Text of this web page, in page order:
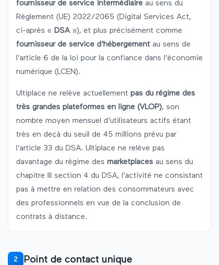
fournisseur de service intermédiaire au sens du
Règlement (UE) 2022/2065 (Digital Services Act,
ci-après « DSA»), et plus précisément comme
fournisseur de service d'hébergement au sens de
l'article 6 de la loi pour la confiance dans l'économie
numérique (LCEN).
Ultiplace ne relève actuellement pas du régime des
très grandes plateformes en ligne (VLOP), son
nombre moyen mensuel d'utilisateurs actifs étant
très en deçà du seuil de 45 millions prévu par
l'article 33 du DSA. Ultiplace ne relève pas
davantage du régime des marketplaces au sens du
chapitre III section 4 du DSA, l'activité ne consistant
pas à mettre en relation des consommateurs avec
des professionnels en vue de la conclusion de
contrats à distance.
2 Point de contact unique